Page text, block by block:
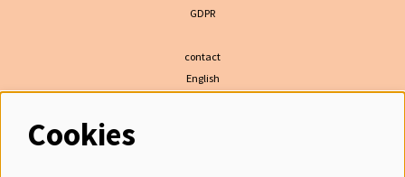
GDPR
contact
English
Cookies